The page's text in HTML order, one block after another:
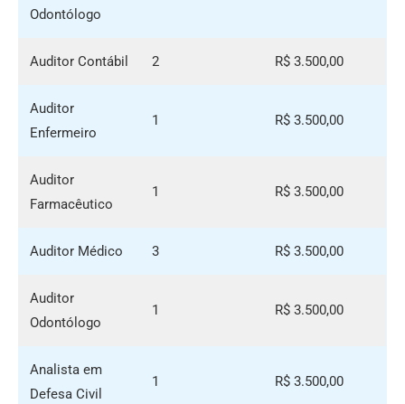
Odontólogo
Auditor Contábil 2 R$ 3.500,00
Auditor
Enfermeiro
1 R$ 3.500,00
Auditor
Farmacêutico
1 R$ 3.500,00
Auditor Médico 3 R$ 3.500,00
Auditor
Odontólogo
1 R$ 3.500,00
Analista em
Defesa Civil
1 R$ 3.500,00